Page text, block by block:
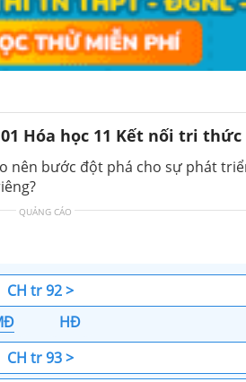
Hóa học 11 Kết nối tri thức
bước đột phá cho sự phát
QUẢNG CÁO
CH tr 92 >
HĐ
CH tr 93 >